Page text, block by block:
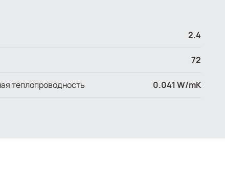
2.4
72
теплопроводность 0.041 W/mK